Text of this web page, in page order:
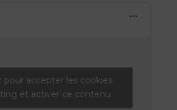
pour accepter les cookies
et activer ce contenu